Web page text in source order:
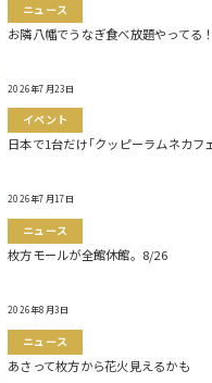
ニュース
お隣八幡でうなぎ食べ放題やってる！
2026年7月23日
イベント
日本で1台だけ｢クッピーラムネカフ
2026年7月17日
ニュース
枚方モールが全館休館。8/26
2026年8月3日
ニュース
あさって枚方から花火見えるかも